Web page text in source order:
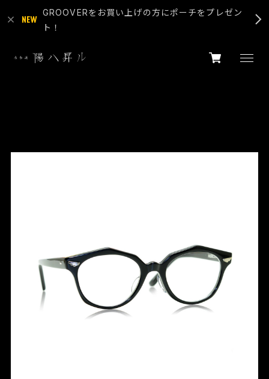
GROOVERをお買い上げの方にポーチをプレゼン
ト！